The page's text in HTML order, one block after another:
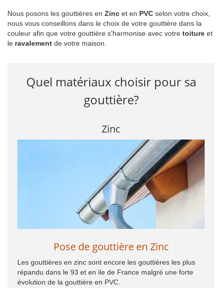
Nous posons les gouttières en Zinc et en PVC selon votre choix,
nous vous conseillons dans le choix de votre gouttière dans la
couleur afin que votre gouttière s'harmonise avec votre toiture et
le ravalement de votre maison.
Quel matériaux choisir pour sa
gouttière?
Zinc
Pose de gouttière en Zinc
Les gouttières en zinc sont encore les gouttières les plus
répandu dans le 93 et en ile de France malgré une forte
évolution de la gouttière en PVC.